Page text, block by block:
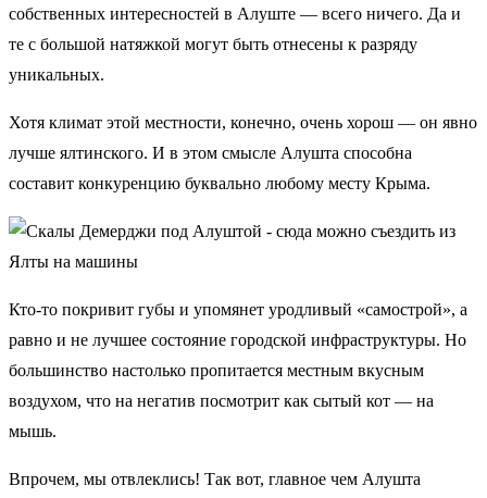
собственных интересностей в Алуште — всего ничего. Да и
те с большой натяжкой могут быть отнесены к разряду
уникальных.
Хотя климат этой местности, конечно, очень хорош — он явно
лучше ялтинского. И в этом смысле Алушта способна
составит конкуренцию буквально любому месту Крыма.
Кто-то покривит губы и упомянет уродливый «самострой», а
равно и не лучшее состояние городской инфраструктуры. Но
большинство настолько пропитается местным вкусным
воздухом, что на негатив посмотрит как сытый кот — на
мышь.
Впрочем, мы отвлеклись! Так вот, главное чем Алушта